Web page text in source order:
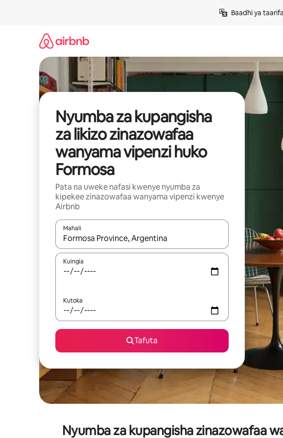
Baadhi ya
Nyumba za kupangisha
za likizo zinazowafaa
wanyama vipenzi huko
Formosa
Pata na uweke nafasi kwenye nyumba za
kipekee zinazowafaa wanyama vipenzi kwenye
Airbnb
Mahali
Wakati matokeo yanapatikana, vinjari kwa kutumia vitufe vya vishale
Kuingia
Kutoka
Tafuta
Nyumba za kupangisha zinazowafaa